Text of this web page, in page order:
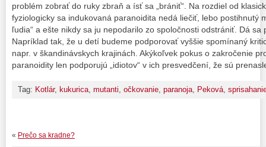
problém zobrať do ruky zbraň a ísť sa „brániť“. Na rozdiel od
fyziologicky sa indukovaná paranoidita nedá liečiť, lebo postihnutý
ľudia“ a ešte nikdy sa ju nepodarilo zo spoločnosti odstrániť. Dá sa
Napríklad tak, že u detí budeme podporovať vyššie spomínaný
napr. v škandinávskych krajinách. Akýkoľvek pokus o zakročenie
paranoidity len podporujú „idiotov“ v ich presvedčení, že sú
Tag: Kotlár, kukurica, mutanti, očkovanie, paranoja, Peková,
« Prečo sa kradne?